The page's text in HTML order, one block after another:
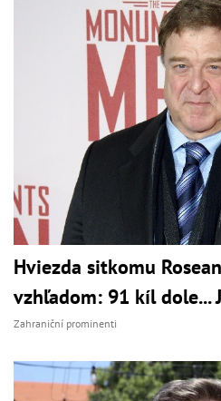
Hviezda sitkomu
vzhľadom: 91 kíl dole...
Zahraniční prominenti